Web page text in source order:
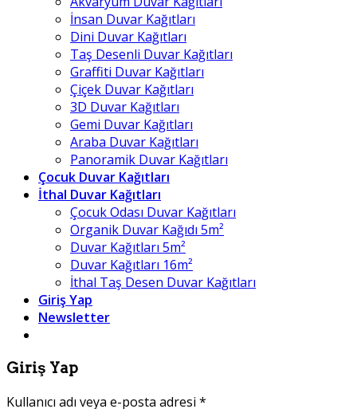
İnsan Duvar Kağıtları
Dini Duvar Kağıtları
Taş Desenli Duvar Kağıtları
Graffiti Duvar Kağıtları
Çiçek Duvar Kağıtları
3D Duvar Kağıtları
Gemi Duvar Kağıtları
Araba Duvar Kağıtları
Panoramik Duvar Kağıtları
Çocuk Duvar Kağıtları
İthal Duvar Kağıtları
Çocuk Odası Duvar Kağıtları
Organik Duvar Kağıdı 5m²
Duvar Kağıtları 5m²
Duvar Kağıtları 16m²
İthal Taş Desen Duvar Kağıtları
Giriş Yap
Newsletter
Giriş Yap
Kullanıcı adı veya e-posta adresi *